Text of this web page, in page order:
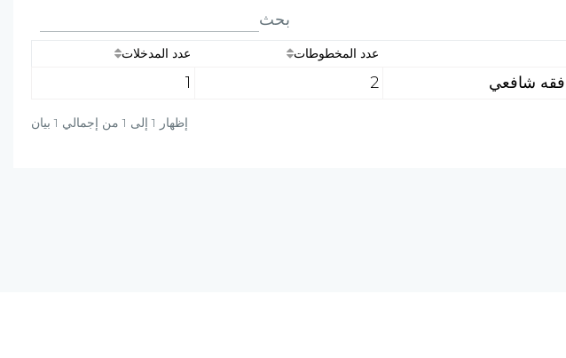
بحث
عدد المخطوطات عدد المدخلات
2
1
إظهار 1 إلى 1 من إجمالي 1 بيان